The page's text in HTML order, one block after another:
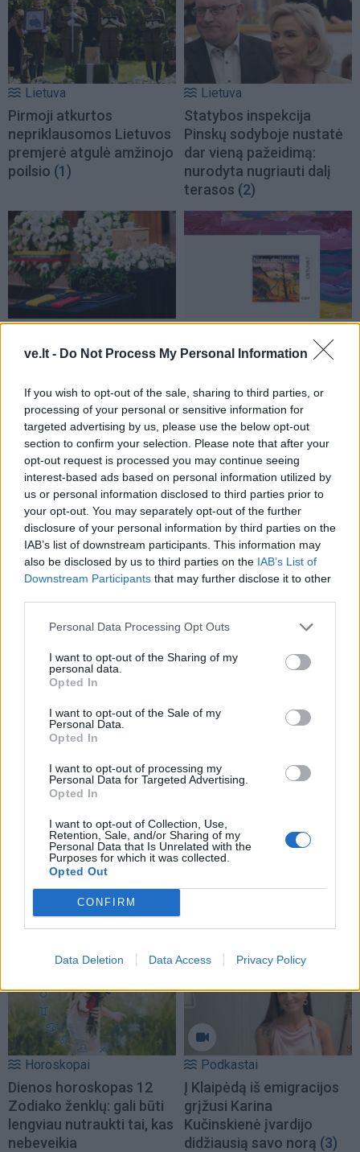
ve.lt - Do Not Process My Personal Information
If you wish to opt-out of the sale, sharing to third parties, or
processing of your personal or sensitive information for
targeted advertising by us, please use the below opt-out
section to confirm your selection. Please note that after your
opt-out request is processed you may continue seeing
interest-based ads based on personal information utilized by
us or personal information disclosed to third parties prior to
your opt-out. You may separately opt-out of the further
disclosure of your personal information by third parties on the
IAB’s list of downstream participants. This information may
also be disclosed by us to third parties on the IAB’s List of
Downstream Participants that may further disclose it to other
Personal Data Processing Opt Outs
I want to opt-out of the Sharing of my
personal data.
Opted In
I want to opt-out of the Sale of my
Personal Data.
Opted In
I want to opt-out of processing my
Personal Data for Targeted Advertising.
Opted In
I want to opt-out of Collection, Use,
Retention, Sale, and/or Sharing of my
Personal Data that Is Unrelated with the
Purposes for which it was collected.
Opted Out
CONFIRM
Data Deletion Data Access Privacy Policy
Lietuva
Pirmoji atkurtos
nepriklausomos Lietuvos
premjerė atgulė amžinojo
poilsio (1)
Lietuva
Statybos inspekcija
Pinskų sodyboje nustatė
dar vieną pažeidimą:
nurodyta nugriauti dalį
terasos (2)
Lietuva
Ketvirtadienį bus
nepriklausomos Lietuvos
premjerė Prunskienė
Lietuva
Išleidžiamas pašto
Nidos dailininkų koloniją
Lietuva
Žiniasklaida: „Norfos“
savininkas Dundulis
duoda 99,9 proc., kad
nedalyvaus prezidento
Lietuva
Vaiko teisių apsaugos
specialistams vėl
nepavyko susitikti su
Žlabių šeima
NAUJI
Horoskopai
Dienos horoskopas 12
Zodiako ženklų: gali būti
lengviau nutraukti tai, kas
nebeveikia
Podkastai
Į Klaipėdą iš emigracijos
grįžusi Karina
Kučinskienė įvardijo
didžiausią savo norą (3)